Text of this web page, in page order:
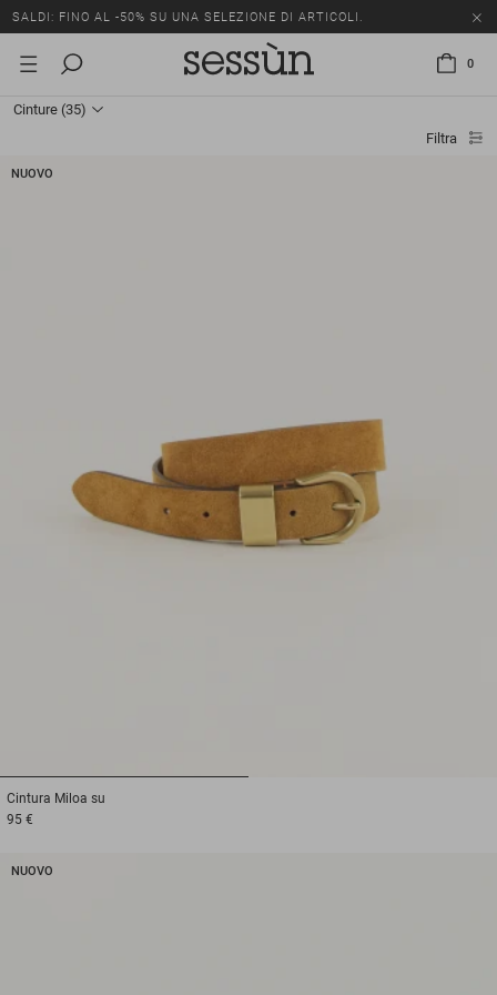
SALDI: FINO AL -50% SU UNA SELEZIONE DI ARTICOLI.
0
Cinture (35)
Filtra
NUOVO
Cintura Miloa su
95 €
NUOVO